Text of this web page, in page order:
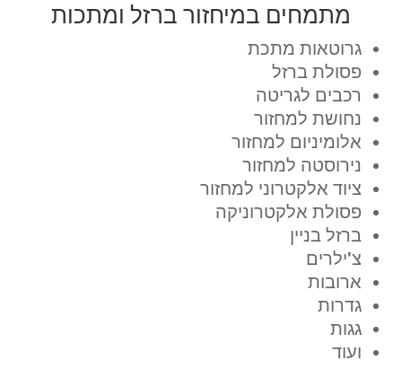
מתמחים במיחזור ברזל ומתכות
גרוטאות מתכת
פסולת ברזל
רכבים לגריטה
נחושת למחזור
אלומיניום למחזור
נירוסטה למחזור
ציוד אלקטרוני למחזור
פסולת אלקטרוניקה
ברזל בניין
צ'ילרים
ארובות
גדרות
גגות
ועוד